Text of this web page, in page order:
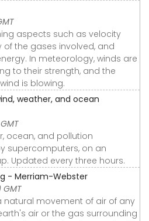
aspects such as velocity
of the gases involved, and
In meteorology, winds are
to their strength, and the
is blowing.
weather, and ocean
ocean, and pollution
supercomputers, on an
Updated every three hours.
- Merriam-Webster
GMT
natural movement of air of any
air or the gas surrounding